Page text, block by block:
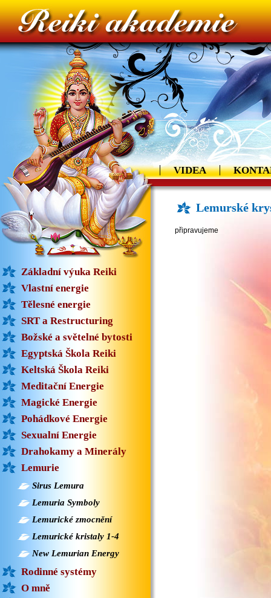
VIDEA
Lemurské
připravujeme
Základní výuka Reiki
Vlastní energie
Tělesné energie
SRT a Restructuring
Božské a světelné bytosti
Egyptská Škola Reiki
Keltská Škola Reiki
Meditační Energie
Magické Energie
Pohádkové Energie
Sexualní Energie
Drahokamy a Minerály
Lemurie
Sirus Lemura
Lemuria Symboly
Lemurické zmocnění
Lemurické kristaly 1-4
New Lemurian Energy
Rodinné systémy
O mně